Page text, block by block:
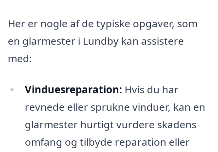
Her er nogle af de typiske opgaver, som
en glarmester i Lundby kan assistere
med:
Vinduesreparation: Hvis du har
revnede eller sprukne vinduer, kan en
glarmester hurtigt vurdere skadens
omfang og tilbyde reparation eller